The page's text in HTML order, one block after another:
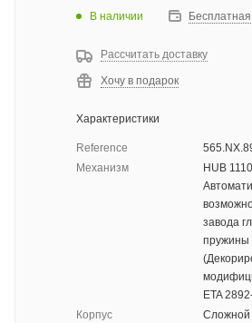
В наличии
Рассчитать доставку
Хочу в подарок
Характеристики
Reference
Механизм
HUB 1110
завода
пружины
ETA
Корпус